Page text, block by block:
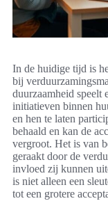
In de huidige tijd is
bij
duurzaamheid speelt
initiatieven binnen
en hen te laten
behaald en kan de
vergroot. Het is van
geraakt door de
invloed zij kunnen
is niet alleen een
tot een grotere